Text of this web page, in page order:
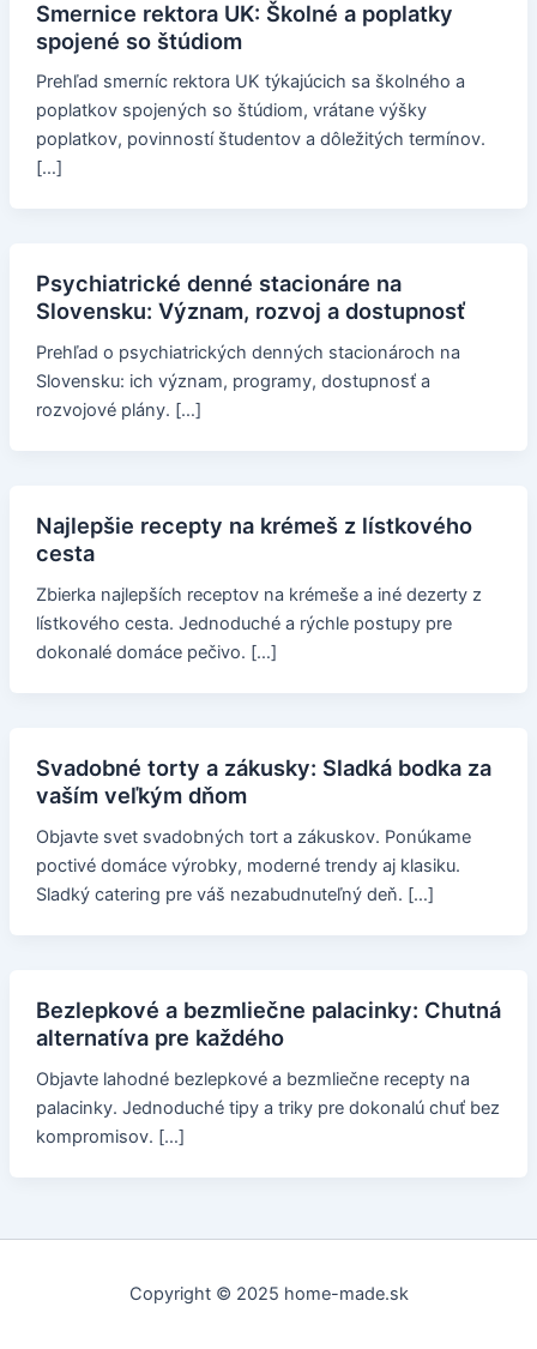
Smernice rektora UK: Školné a poplatky
spojené so štúdiom
Prehľad smerníc rektora UK týkajúcich sa školného a
poplatkov spojených so štúdiom, vrátane výšky
poplatkov, povinností študentov a dôležitých termínov.
[…]
Psychiatrické denné stacionáre na
Slovensku: Význam, rozvoj a dostupnosť
Prehľad o psychiatrických denných stacionároch na
Slovensku: ich význam, programy, dostupnosť a
rozvojové plány. […]
Najlepšie recepty na krémeš z lístkového
cesta
Zbierka najlepších receptov na krémeše a iné dezerty z
lístkového cesta. Jednoduché a rýchle postupy pre
dokonalé domáce pečivo. […]
Svadobné torty a zákusky: Sladká bodka za
vaším veľkým dňom
Objavte svet svadobných tort a zákuskov. Ponúkame
poctivé domáce výrobky, moderné trendy aj klasiku.
Sladký catering pre váš nezabudnuteľný deň. […]
Bezlepkové a bezmliečne palacinky: Chutná
alternatíva pre každého
Objavte lahodné bezlepkové a bezmliečne recepty na
palacinky. Jednoduché tipy a triky pre dokonalú chuť bez
kompromisov. […]
Copyright © 2025 home-made.sk